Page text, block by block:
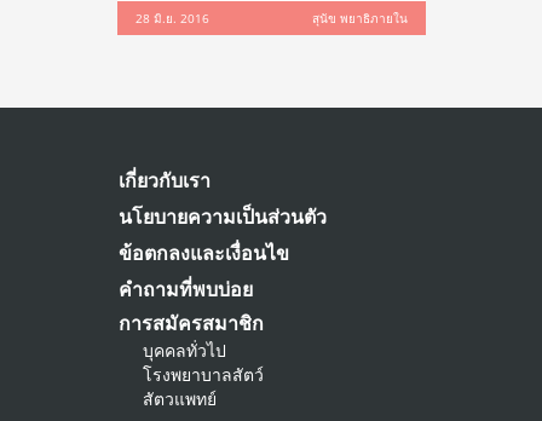
28 มิ.ย. 2016 สุนัข พยาธิภายใน
เกี่ยวกับเรา
นโยบายความเป็นส่วนตัว
ข้อตกลงและเงื่อนไข
คำถามที่พบบ่อย
การสมัครสมาชิก
บุคคลทั่วไป
โรงพยาบาลสัตว์
สัตวแพทย์